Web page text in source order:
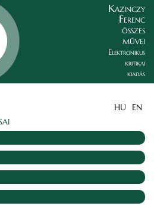
Kazinczy
Ferenc
összes
művei
Elektronikus
kritikai
kiadás
HU EN